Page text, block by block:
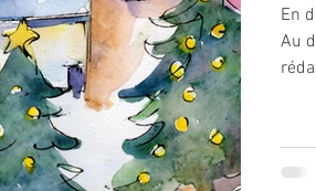
En
Au